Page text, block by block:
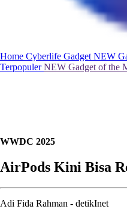
Home Cyberlife Gadget NEW
TerpopulerNEW Gadget of the
WWDC 2025
AirPods Kini Bisa
Adi Fida Rahman - detikInet